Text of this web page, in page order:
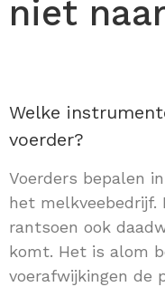
niet
Welke
voerder?
Voerders bepalen
het
rantsoen ook
komt. Het is alom
voerafwijkingen de